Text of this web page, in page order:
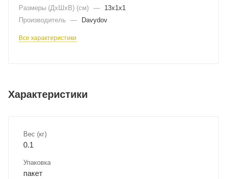
Размеры (ДxШxВ) (см) —
13х1х1
Производитель
— Davydov
Все характеристики
Характеристики
Вес (кг)
0.1
Упаковка
пакет